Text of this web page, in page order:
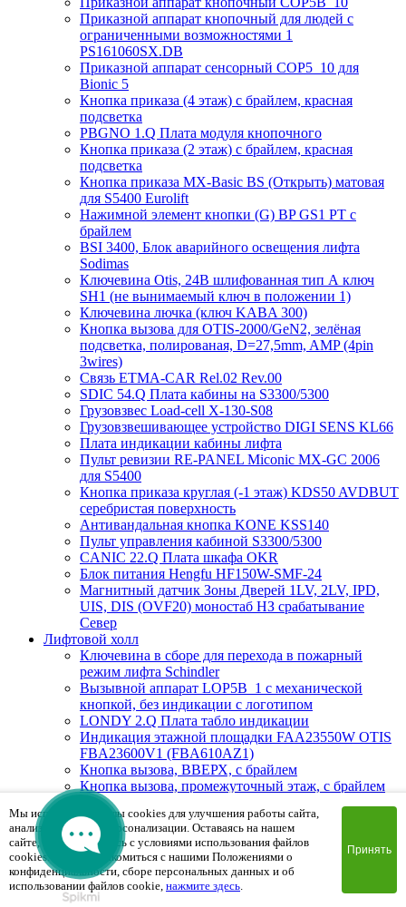
Приказной аппарат кнопочный для людей с
ограниченными возможностями 1
PS161060SX.DB
Приказной аппарат сенсорный COP5_10 для
Bionic 5
Кнопка приказа (4 этаж) с брайлем, красная
подсветка
PBGNO 1.Q Плата модуля кнопочного
Кнопка приказа (2 этаж) с брайлем, красная
подсветка
Кнопка приказа MX-Basic BS (Открыть) матовая
для S5400 Eurolift
Нажимной элемент кнопки (G) BP GS1 PT с
брайлем
BSI 3400, Блок аварийного освещения лифта
Sodimas
Ключевина Otis, 24В шлифованная тип А ключ
SH1 (не вынимаемый ключ в положении 1)
Ключевина лючка (ключ KABA 300)
Кнопка вызова для OTIS-2000/GeN2, зелёная
подсветка, полированая, D=27,5mm, AMP (4pin
3wires)
Связь ETMA-CAR Rel.02 Rev.00
SDIC 54.Q Плата кабины на S3300/5300
Грузовзвес Load-cell X-130-S08
Грузовзвешивающее устройство DIGI SENS KL66
Плата индикации кабины лифта
Пульт ревизии RE-PANEL Miconic MX-GC 2006
для S5400
Кнопка приказа круглая (-1 этаж) KDS50 AVDBUT
серебристая поверхность
Антивандальная кнопка KONE KSS140
Пульт управления кабиной S3300/5300
CANIC 22.Q Плата шкафа OKR
Блок питания Hengfu HF150W-SMF-24
Магнитный датчик Зоны Дверей 1LV, 2LV, IPD,
UIS, DIS (OVF20) моностаб НЗ срабатывание
Cевер
Лифтовой холл
Ключевина в сборе для перехода в пожарный
режим лифта Schindler
Вызывной аппарат LOP5B_1 с механической
кнопкой, без индикации с логотипом
LONDY 2.Q Плата табло индикации
Индикация этажной площадки FAA23550W OTIS
FBA23600V1 (FBA610AZ1)
Кнопка вызова, ВВЕРХ, с брайлем
Кнопка вызова, промежуточный этаж, с брайлем
DCL-244 Плата приказного аппарата
Вызывная панель LOP GS 100 P-2WSF
(промежуточный этаж), белый, накладной
BLINVHG 1.Q Плата табло индикации
DHL-270 Плата этажная
BIOAPRL 1.Q Плата индикиции, красный цвет на
Schindler 300AP
Мы используем файлы cookies для улучшения работы сайта,
анализа трафика и персонализации. Оставаясь на нашем
сайте, вы соглашаетесь с условиями использования файлов
cookies. Чтобы ознакомиться с нашими Положениями о
конфиденциальности, сборе персональных данных и об
использовании файлов cookie, нажмите здесь.
Принять